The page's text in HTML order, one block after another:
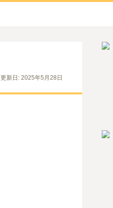
更新日: 2025年5月28日